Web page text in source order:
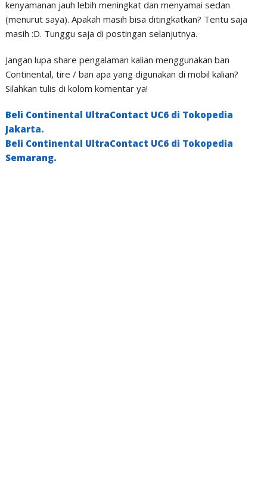
kenyamanan jauh lebih meningkat dan menyamai sedan
(menurut saya). Apakah masih bisa ditingkatkan? Tentu saja
masih :D. Tunggu saja di postingan selanjutnya.
Jangan lupa share pengalaman kalian menggunakan ban
Continental, tire / ban apa yang digunakan di mobil kalian?
Silahkan tulis di kolom komentar ya!
Beli Continental UltraContact UC6 di Tokopedia
Jakarta.
Beli Continental UltraContact UC6 di Tokopedia
Semarang.